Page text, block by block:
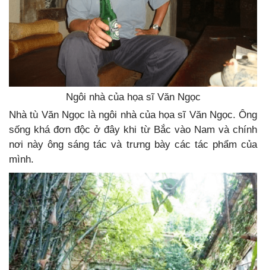
Ngôi nhà của họa sĩ Văn Ngọc
Nhà tù Văn Ngọc là ngôi nhà của họa sĩ Văn Ngọc. Ông
sống khá đơn độc ở đây khi từ Bắc vào Nam và chính
nơi này ông sáng tác và trưng bày các tác phẩm của
mình.